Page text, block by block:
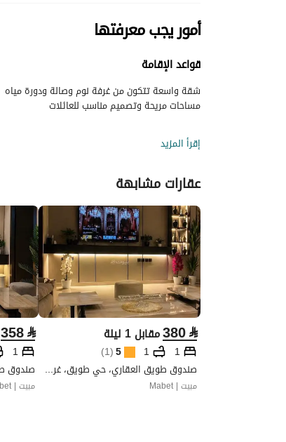
أمور يجب معرفتها
قواعد الإقامة
مساحات مريحة وتصميم مناسب للعائلات
إقرأ المزيد
عقارات مشابهة
⃁
380مقابل 1 ليلة
1
1
5
(
1
)
صندوق طويق العقاري، حي طويق، غرب الرياض، الرياض
مبيت | Mabet
⃁
358
1
مبيت | Mabet